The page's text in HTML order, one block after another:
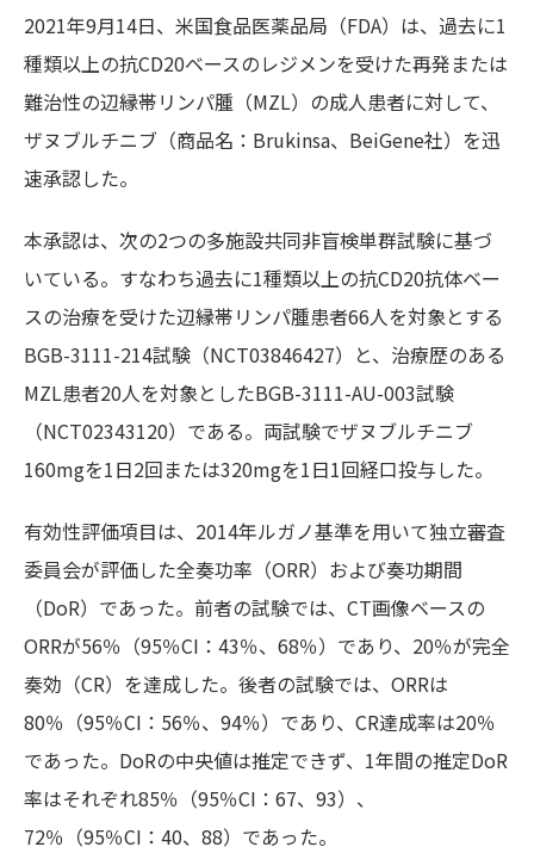
2021年9月14日、米国食品医薬品局（FDA）は、過去に1
種類以上の抗CD20ベースのレジメンを受けた再発または
難治性の辺縁帯リンパ腫（MZL）の成人患者に対して、
ザヌブルチニブ（商品名：Brukinsa、BeiGene社）を迅
速承認した。
本承認は、次の2つの多施設共同非盲検単群試験に基づ
いている。すなわち過去に1種類以上の抗CD20抗体ベー
スの治療を受けた辺縁帯リンパ腫患者66人を対象とする
BGB-3111-214試験（NCT03846427）と、治療歴のある
MZL患者20人を対象としたBGB-3111-AU-003試験
（NCT02343120）である。両試験でザヌブルチニブ
160mgを1日2回または320mgを1日1回経口投与した。
有効性評価項目は、2014年ルガノ基準を用いて独立審査
委員会が評価した全奏功率（ORR）および奏功期間
（DoR）であった。前者の試験では、CT画像ベースの
ORRが56％（95％CI：43％、68％）であり、20％が完全
奏効（CR）を達成した。後者の試験では、ORRは
80％（95％CI：56％、94％）であり、CR達成率は20％
であった。DoRの中央値は推定できず、1年間の推定DoR
率はそれぞれ85％（95％CI：67、93）、
72％（95％CI：40、88）であった。